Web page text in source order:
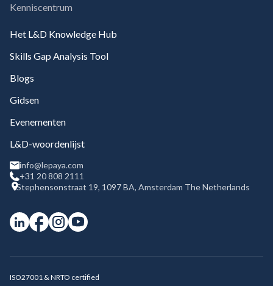
Kenniscentrum
Het L&D Knowledge Hub
Skills Gap Analysis Tool
Blogs
Gidsen
Evenementen
L&D-woordenlijst
info@lepaya.com
+31 20 808 2111
Stephensonstraat 19, 1097 BA, Amsterdam The Netherlands
ISO27001 & NRTO certified